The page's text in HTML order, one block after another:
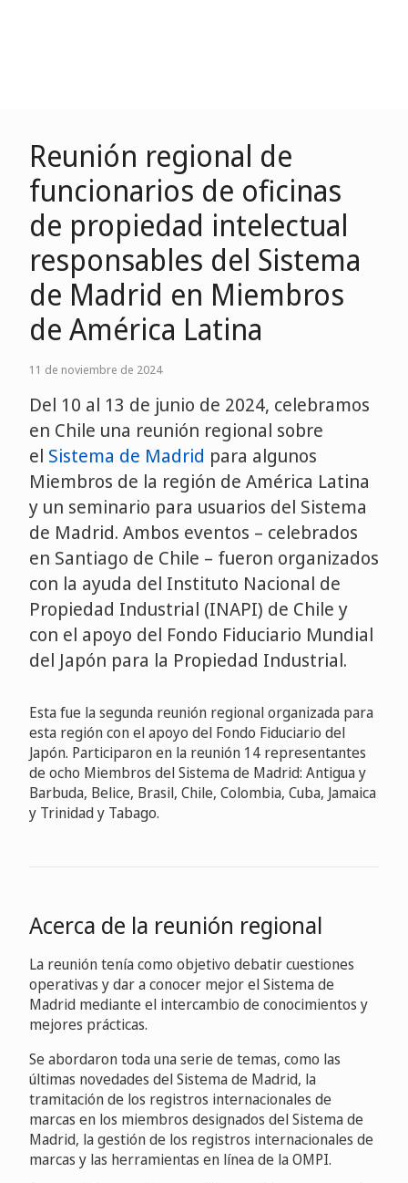
Reunión regional de
funcionarios de oficinas
de propiedad intelectual
responsables del Sistema
de Madrid en Miembros
de América Latina
11 de noviembre de 2024
Del 10 al 13 de junio de 2024, celebramos
en Chile una reunión regional sobre
el Sistema de Madrid para algunos
Miembros de la región de América Latina
y un seminario para usuarios del Sistema
de Madrid. Ambos eventos – celebrados
en Santiago de Chile – fueron organizados
con la ayuda del Instituto Nacional de
Propiedad Industrial (INAPI) de Chile y
con el apoyo del Fondo Fiduciario Mundial
del Japón para la Propiedad Industrial.
Esta fue la segunda reunión regional organizada para
esta región con el apoyo del Fondo Fiduciario del
Japón. Participaron en la reunión 14 representantes
de ocho Miembros del Sistema de Madrid: Antigua y
Barbuda, Belice, Brasil, Chile, Colombia, Cuba, Jamaica
y Trinidad y Tabago.
Acerca de la reunión regional
La reunión tenía como objetivo debatir cuestiones
operativas y dar a conocer mejor el Sistema de
Madrid mediante el intercambio de conocimientos y
mejores prácticas.
Se abordaron toda una serie de temas, como las
últimas novedades del Sistema de Madrid, la
tramitación de los registros internacionales de
marcas en los miembros designados del Sistema de
Madrid, la gestión de los registros internacionales de
marcas y las herramientas en línea de la OMPI.